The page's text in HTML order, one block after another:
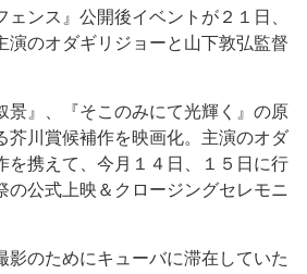
ンス』公開後イベントが２１日、
演のオダギリジョーと山下敦弘監督
』、『そこのみにて光輝く』の原
芥川賞候補作を映画化。主演のオダ
を携えて、今月１４日、１５日に行
の公式上映＆クロージングセレモニ
のためにキューバに滞在していた